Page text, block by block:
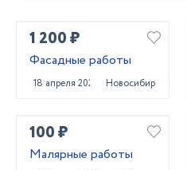
1 200 ₽
Фасадные работы
18 апреля 2023 Новосибирск
100 ₽
Малярные работы